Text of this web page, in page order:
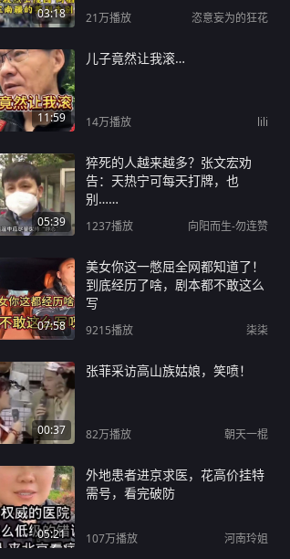
03:18 21万播放 恣意妄为的狂花
11:59
儿子竟然让我滚…
14万播放 lili
05:39
猝死的人越来越多？张文宏劝
告：天热宁可每天打牌，也
别……
1237播放 向阳而生-勿连赞
07:58
美女你这一憋屈全网都知道了！
到底经历了啥，剧本都不敢这么
写
9215播放 柒柒
00:37
张菲采访高山族姑娘，笑喷！
82万播放 朝天一棍
05:21
外地患者进京求医，花高价挂特
需号，看完破防
107万播放 河南玲姐